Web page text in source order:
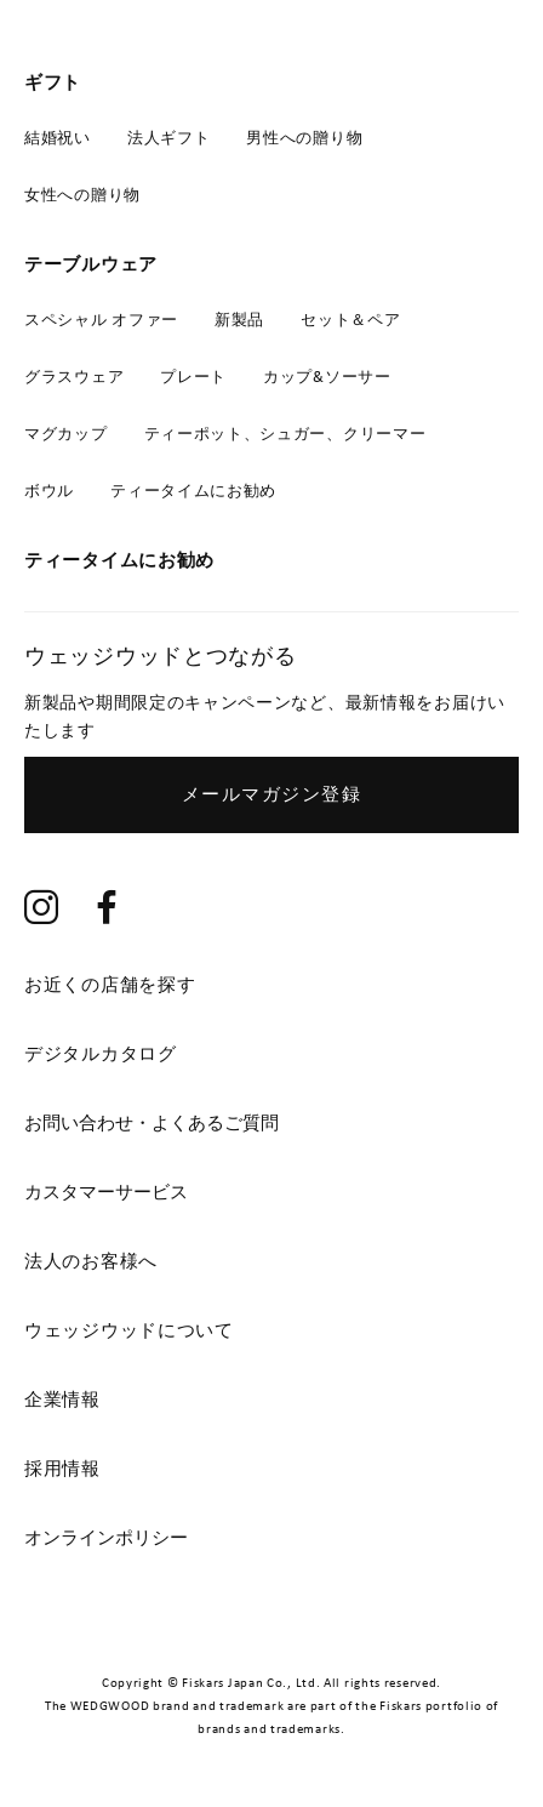
ギフト
結婚祝い 法人ギフト 男性への贈り物
女性への贈り物
テーブルウェア
スペシャル オファー 新製品 セット＆ペア
グラスウェア プレート カップ&ソーサー
マグカップ ティーポット、シュガー、クリーマー
ボウル ティータイムにお勧め
ティータイムにお勧め
ウェッジウッドとつながる
新製品や期間限定のキャンペーンなど、最新情報をお届けい
たします
メールマガジン登録
お近くの店舗を探す
デジタルカタログ
お問い合わせ・よくあるご質問
カスタマーサービス
法人のお客様へ
ウェッジウッドについて
企業情報
採用情報
オンラインポリシー
Copyright © Fiskars Japan Co., Ltd. All rights reserved.
The WEDGWOOD brand and trademark are part of the Fiskars portfolio of
brands and trademarks.